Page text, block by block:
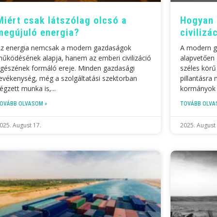
csak látszólag olcsó a
energia?
energia nemcsak a modern gazdaságok
alapja, hanem az emberi civilizáció
formáló ereje. Minden gazdasági
még a szolgáltatási szektorban
munka is,
OLVASOM »
August 17.
A modern
széles
pillantásra
TOVÁBB
2025. August